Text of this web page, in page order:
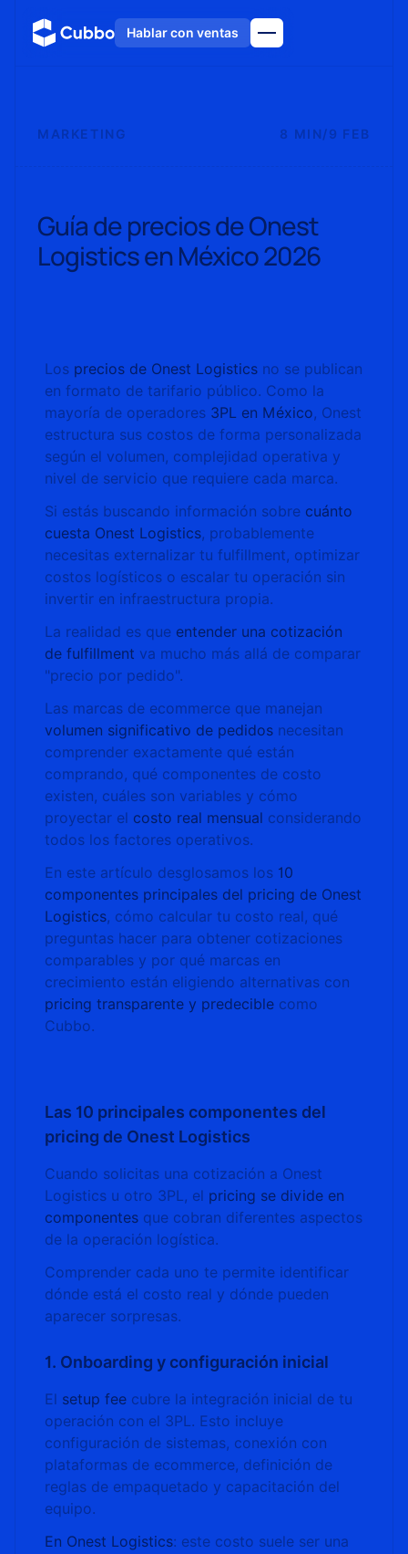
Hablar con ventas
MARKETING 8 MIN/9 FEB
Guía de precios de Onest
Logistics en México 2026
Los precios de Onest Logistics no se publican
en formato de tarifario público. Como la
mayoría de operadores 3PL en México, Onest
estructura sus costos de forma personalizada
según el volumen, complejidad operativa y
nivel de servicio que requiere cada marca.
Si estás buscando información sobre cuánto
cuesta Onest Logistics, probablemente
necesitas externalizar tu fulfillment, optimizar
costos logísticos o escalar tu operación sin
invertir en infraestructura propia.
La realidad es que entender una cotización
de fulfillment va mucho más allá de comparar
"precio por pedido".
Las marcas de ecommerce que manejan
volumen significativo de pedidos necesitan
comprender exactamente qué están
comprando, qué componentes de costo
existen, cuáles son variables y cómo
proyectar el costo real mensual considerando
todos los factores operativos.
En este artículo desglosamos los 10
componentes principales del pricing de Onest
Logistics, cómo calcular tu costo real, qué
preguntas hacer para obtener cotizaciones
comparables y por qué marcas en
crecimiento están eligiendo alternativas con
pricing transparente y predecible como
Cubbo.
Las 10 principales componentes del
pricing de Onest Logistics
Cuando solicitas una cotización a Onest
Logistics u otro 3PL, el pricing se divide en
componentes que cobran diferentes aspectos
de la operación logística.
Comprender cada uno te permite identificar
dónde está el costo real y dónde pueden
aparecer sorpresas.
1. Onboarding y configuración inicial
El setup fee cubre la integración inicial de tu
operación con el 3PL. Esto incluye
configuración de sistemas, conexión con
plataformas de ecommerce, definición de
reglas de empaquetado y capacitación del
equipo.
En Onest Logistics: este costo suele ser una